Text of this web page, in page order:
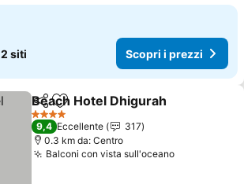
2 siti Scopri i prezzi
CondividiAggiungi ai preferiti
Beach Hotel Dhigurah
4 Stelle
9,4 Eccellente
317
0.3 km da: Centro
Balconi con vista sull'oceano